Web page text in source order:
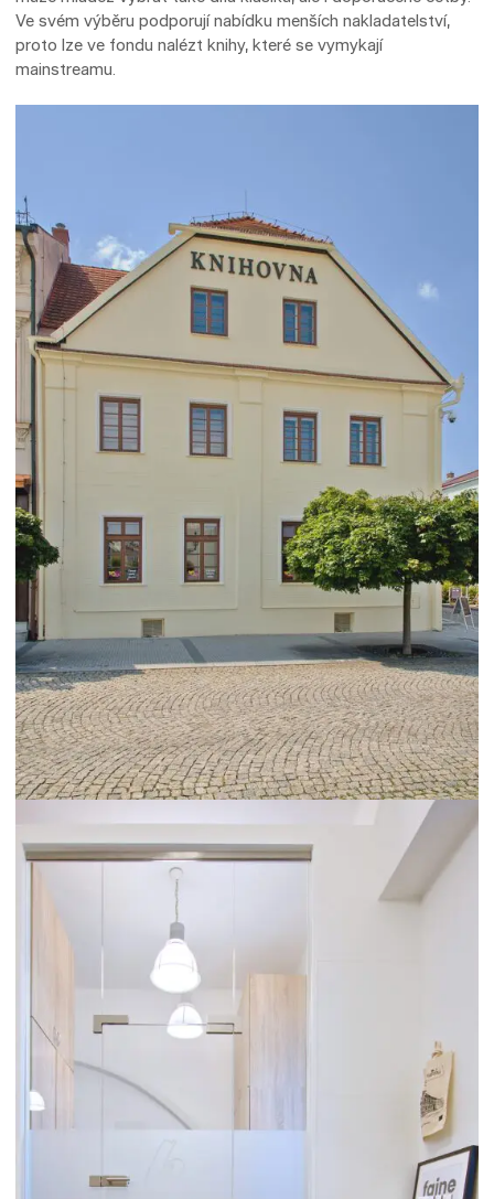
Ve svém výběru podporují nabídku menších nakladatelství,
proto lze ve fondu nalézt knihy, které se vymykají
mainstreamu.